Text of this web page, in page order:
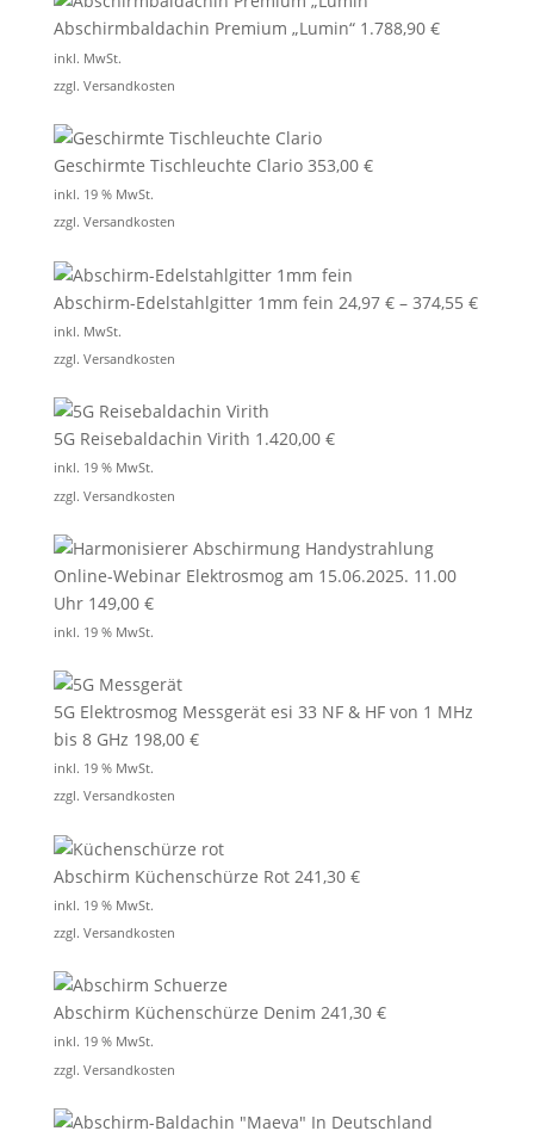
Abschirmbaldachin Premium „Lumin“ 1.788,90 €
inkl. MwSt.
zzgl. Versandkosten
Geschirmte Tischleuchte Clario 353,00 €
inkl. 19 % MwSt.
zzgl. Versandkosten
Abschirm-Edelstahlgitter 1mm fein 24,97 €– 374,55 €
inkl. MwSt.
zzgl. Versandkosten
5G Reisebaldachin Virith 1.420,00 €
inkl. 19 % MwSt.
zzgl. Versandkosten
Online-Webinar Elektrosmog am 15.06.2025. 11.00
Uhr 149,00 €
inkl. 19 % MwSt.
5G Elektrosmog Messgerät esi 33 NF & HF von 1 MHz
bis 8 GHz 198,00 €
inkl. 19 % MwSt.
zzgl. Versandkosten
Abschirm Küchenschürze Rot 241,30 €
inkl. 19 % MwSt.
zzgl. Versandkosten
Abschirm Küchenschürze Denim 241,30 €
inkl. 19 % MwSt.
zzgl. Versandkosten